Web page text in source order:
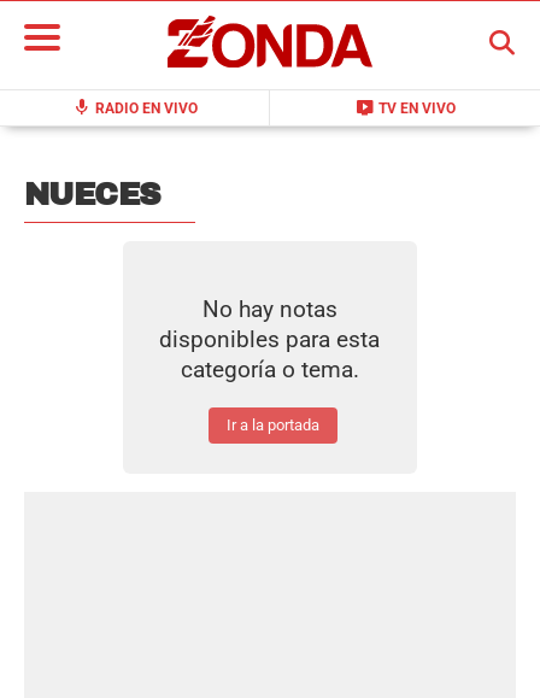
mic RADIO EN VIVO live_tv TV EN VIVO
BUSCAR
NUECES
No hay notas
disponibles para esta
categoría o tema.
Ir a la portada